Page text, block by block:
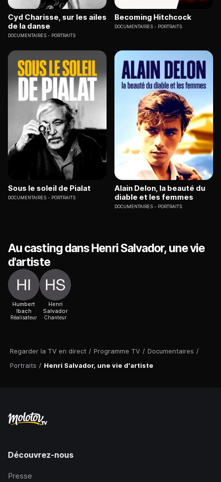
Regarder la TV en direct / Programme TV / Documentaires /
Portraits / Henri Salvador, une vie d'artiste
Cyd Charisse, sur les ailes
de la danse
DOCUMENTAIRES PORTRAITS
Becoming Hitchcock
DOCUMENTAIRES PORTRAITS
Sous le soleil de Pialat
DOCUMENTAIRES PORTRAITS
Alain Delon, la beauté du
diable et les femmes
DOCUMENTAIRES PORTRAITS
Au casting dans Henri Salvador, une vie
d'artiste
Humbert
Ibach
Réalisateur
Henri
Salvador
Chanteur
Découvrez-nous
Presse